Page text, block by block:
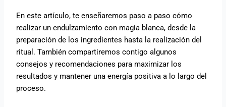
En este artículo, te enseñaremos paso a paso cómo
realizar un endulzamiento con magia blanca, desde la
preparación de los ingredientes hasta la realización del
ritual. También compartiremos contigo algunos
consejos y recomendaciones para maximizar los
resultados y mantener una energía positiva a lo largo del
proceso.